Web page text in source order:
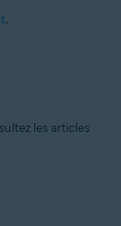
.
les articles